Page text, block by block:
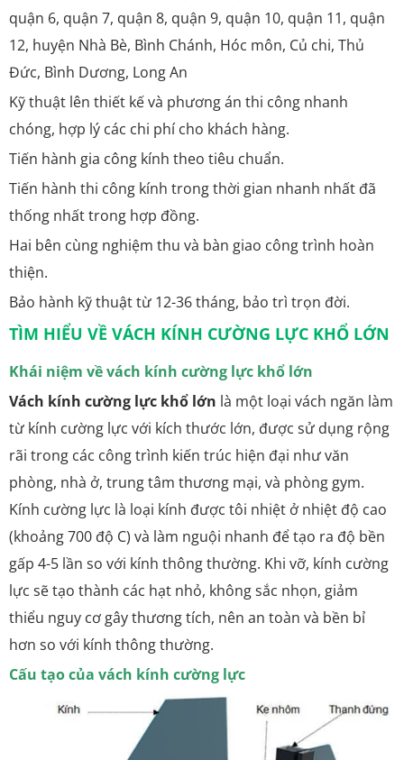
quận 6, quận 7, quận 8, quận 9, quận 10, quận 11, quận
12, huyện Nhà Bè, Bình Chánh, Hóc môn, Củ chi, Thủ
Đức, Bình Dương, Long An
Kỹ thuật lên thiết kế và phương án thi công nhanh
chóng, hợp lý các chi phí cho khách hàng.
Tiến hành gia công kính theo tiêu chuẩn.
Tiến hành thi công kính trong thời gian nhanh nhất đã
thống nhất trong hợp đồng.
Hai bên cùng nghiệm thu và bàn giao công trình hoàn
thiện.
Bảo hành kỹ thuật từ 12-36 tháng, bảo trì trọn đời.
TÌM HIỂU VỀ VÁCH KÍNH CƯỜNG LỰC KHỔ LỚN
Khái niệm về vách kính cường lực khổ lớn
Vách kính cường lực khổ lớn là một loại vách ngăn làm
từ kính cường lực với kích thước lớn, được sử dụng rộng
rãi trong các công trình kiến trúc hiện đại như văn
phòng, nhà ở, trung tâm thương mại, và phòng gym.
Kính cường lực là loại kính được tôi nhiệt ở nhiệt độ cao
(khoảng 700 độ C) và làm nguội nhanh để tạo ra độ bền
gấp 4-5 lần so với kính thông thường. Khi vỡ, kính cường
lực sẽ tạo thành các hạt nhỏ, không sắc nhọn, giảm
thiểu nguy cơ gây thương tích, nên an toàn và bền bỉ
hơn so với kính thông thường.
Cấu tạo của vách kính cường lực